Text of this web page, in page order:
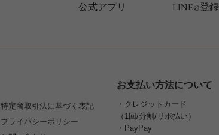
公式アプリ LINE@登録
特定商取引法に基づく表記
プライバシーポリシー
お支払い方法について
・クレジットカード
（1回/分割/リボ払い）
・PayPay